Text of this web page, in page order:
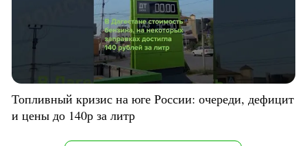
Топливный кризис на юге России: очереди, дефицит
и цены до 140р за литр